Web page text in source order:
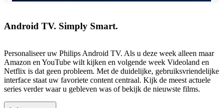
Android TV. Simply Smart.
Personaliseer uw Philips Android TV. Als u deze week alleen maar
Amazon en YouTube wilt kijken en volgende week Videoland en
Netflix is dat geen probleem. Met de duidelijke, gebruiksvriendelijke
interface staat uw favoriete content centraal. Kijk de meest actuele
series verder waar u gebleven was of bekijk de nieuwste films.